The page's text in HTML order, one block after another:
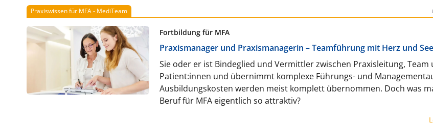
Praxiswissen für MFA - MediTeam
Fortbildung für MFA
Praxismanager und Praxismanagerin – Teamführung mit Herz und
Sie oder er ist Bindeglied und Vermittler zwischen Praxisleitung, Team
Patient:innen und übernimmt komplexe Führungs- und
Ausbildungskosten werden meist komplett übernommen. Doch was
Beruf für MFA eigentlich so attraktiv?